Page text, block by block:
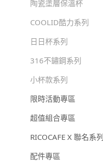
陶瓷塗層保溫杯
COOLID酷力系列
日日杯系列
316不鏽鋼系列
小杯款系列
限時活動專區
超值組合專區
RICOCAFE X 聯名系列
RICOCAFEＸ我是馬克
配件專區